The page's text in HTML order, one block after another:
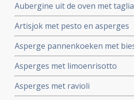
Aubergine uit de oven met
Artisjok met pesto en asperges
Asperge pannenkoeken met
Asperges met limoenrisotto
Asperges met ravioli